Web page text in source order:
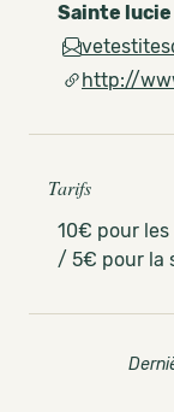
Sainte
http://
Tarifs
10€ pour
/ 5€ pour la